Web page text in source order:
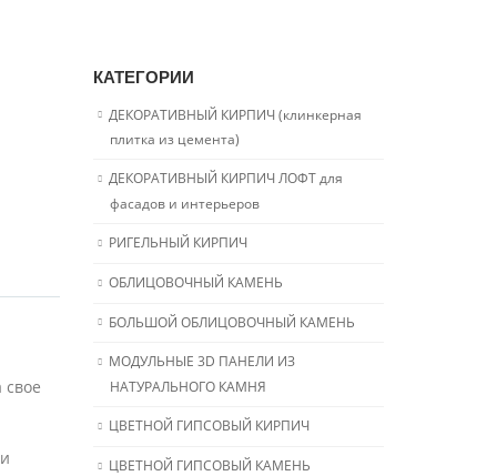
КАТЕГОРИИ
ДЕКОРАТИВНЫЙ КИРПИЧ (клинкерная
плитка из цемента)
ДЕКОРАТИВНЫЙ КИРПИЧ ЛОФТ для
фасадов и интерьеров
РИГЕЛЬНЫЙ КИРПИЧ
ОБЛИЦОВОЧНЫЙ КАМЕНЬ
БОЛЬШОЙ ОБЛИЦОВОЧНЫЙ КАМЕНЬ
МОДУЛЬНЫЕ 3D ПАНЕЛИ ИЗ
НАТУРАЛЬНОГО КАМНЯ
ЦВЕТНОЙ ГИПСОВЫЙ КИРПИЧ
ЦВЕТНОЙ ГИПСОВЫЙ КАМЕНЬ